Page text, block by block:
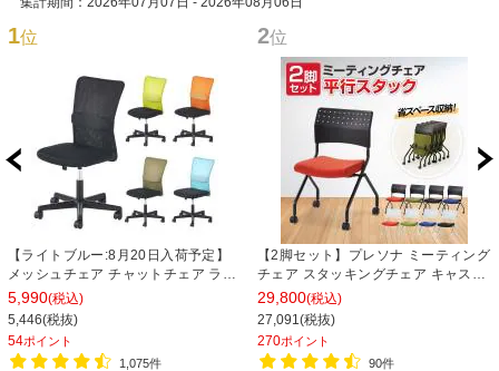
1位
【ライトブルー:8月20日入荷予定】
メッシュチェア チャットチェア ラン
バーサポート オフィスチェア デスク
チェア 会議椅子 幅580×奥行580×高
さ835-930mm
5,990(税込)
5,446(税抜)
54ポイント
1,075件
2位
【2脚セット】プレソナ ミーティング
チェア スタッキングチェア キャスタ
ー付き 座面クッション 幅570×奥行
565×高さ805mm 会議室 収納 法人
大人数 重ねる 会議用椅子 会議用チェ
ア
29,800(税込)
27,091(税抜)
270ポイント
90件